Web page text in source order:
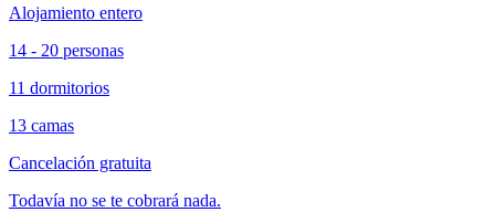
Alojamiento entero
14 - 20 personas
11 dormitorios
13 camas
Cancelación gratuita
Todavía no se te cobrará nada.